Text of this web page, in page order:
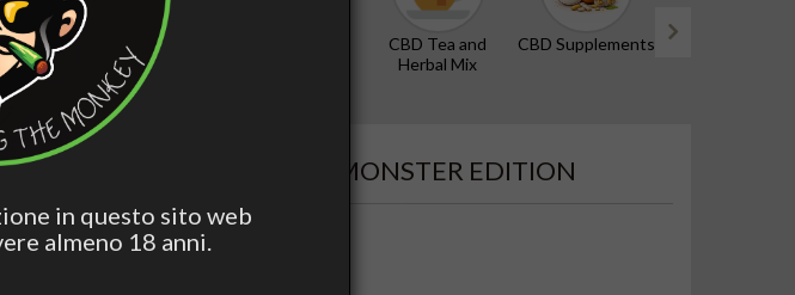
Fall Asleep
CBD Tea and
Herbal Mix
CBD Supplements Edibles and
Edition
- CUTE OCTOPUS, 15CM, MONSTER EDITION
in questo sito web
almeno 18 anni.